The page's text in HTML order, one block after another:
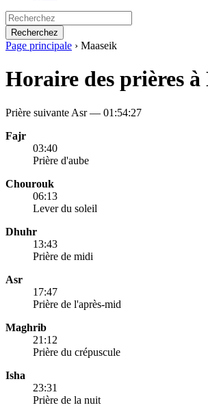
Recherchez
Page principale › Maaseik
Horaire des prières à
Prière suivante Asr — 01:54:27
Fajr
03:40
Prière d'aube
Chourouk
06:13
Lever du soleil
Dhuhr
13:43
Prière de midi
Asr
17:47
Prière de l'après-mid
Maghrib
21:12
Prière du crépuscule
Isha
23:31
Prière de la nuit